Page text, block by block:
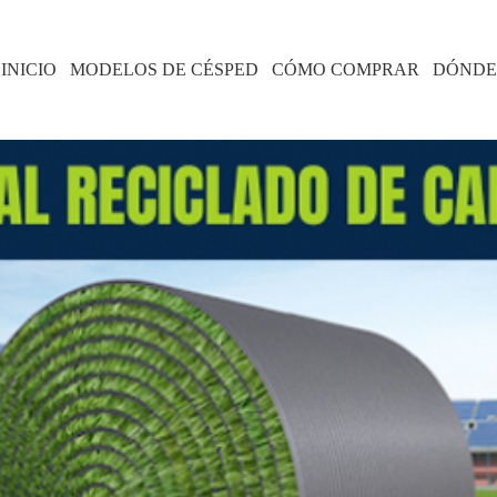
INICIO MODELOS DE CÉSPED CÓMO COMPRAR